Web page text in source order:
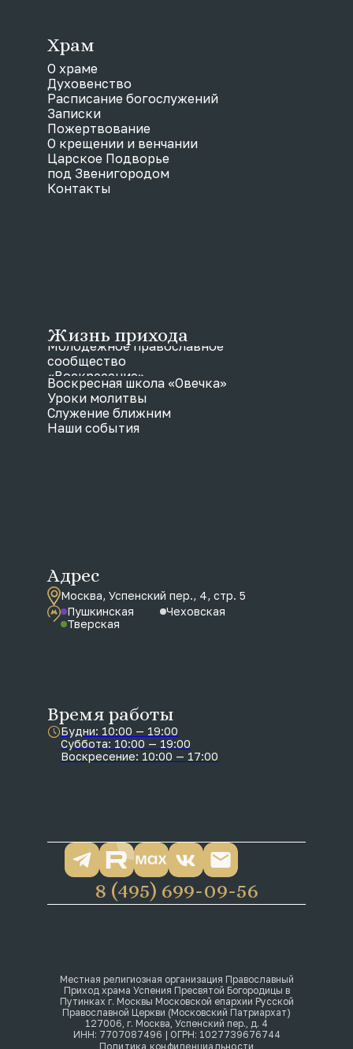
Местная религиозная организация Православный
Приход храма Успения Пресвятой Богородицы в
Путинках г. Москвы Московской епархии Русской
Православной Церкви (Московский Патриархат)
127006, г. Москва, Успенский пер., д. 4
ИНН: 7707087496 | ОГРН: 1027739676744
Политика конфиденциальности
8 (495) 699-09-56
Адрес
Москва, Успенский пер., 4, стр. 5
Пушкинская
Чеховская
Тверская
Время работы
Будни: 10:00 — 19:00
Суббота: 10:00 — 19:00
Воскресение: 10:00 — 17:00
Храм
О храме
Духовенство
Расписание богослужений
Записки
Пожертвование
О крещении и венчании
Царское Подворье
под Звенигородом
Контакты
Жизнь прихода
Молодежное православное
сообщество
«Воскресение»
Воскресная школа «Овечка»
Уроки молитвы
Служение ближним
Наши события